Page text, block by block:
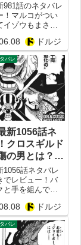
981話のネタバレ
！マルコがつい
ゾウもまさか
ドルジ
バレ
新1056話ネ
クロスギルド
の男とは？
話予想
1056話ネタバレ
でレビュー！バ
と手を組んでク
クス？ONE
想
ドルジ
バレ